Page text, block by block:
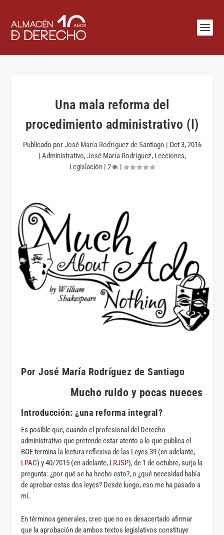
Una mala reforma del
procedimiento administrativo (I)
Publicado porJosé María Rodríguez de Santiago | Oct 3, 2016
| Administrativo,José María Rodríguez, Lecciones,
Legislación | 2 |
Por José María Rodríguez de Santiago
Mucho ruido y pocas nueces
Introducción: ¿una reforma integral?
Es posible que, cuando el profesional del Derecho
administrativo que pretende estar atento a lo que publica el
BOE termina la lectura reflexiva de las Leyes 39 (en adelante,
LPAC) y 40/2015 (en adelante, LRJSP), de 1 de octubre, surja la
pregunta: ¿por qué se ha hecho esto?, o ¿qué necesidad había
de aprobar estas dos leyes? Desde luego, eso me ha pasado a
mí.
En términos generales, creo que no es desacertado afirmar
que la aprobación de ambos textos legislativos constituye